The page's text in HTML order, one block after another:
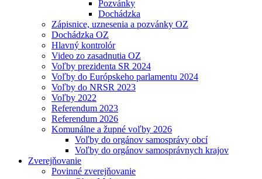
Pozvánky
Dochádzka
Zápisnice, uznesenia a pozvánky OZ
Dochádzka OZ
Hlavný kontrolór
Video zo zasadnutia OZ
Voľby prezidenta SR 2024
Voľby do Európskeho parlamentu 2024
Voľby do NRSR 2023
Voľby 2022
Referendum 2023
Referendum 2026
Komunálne a župné voľby 2026
Voľby do orgánov samosprávy obcí
Voľby do orgánov samosprávnych krajov
Zverejňovanie
Povinné zverejňovanie